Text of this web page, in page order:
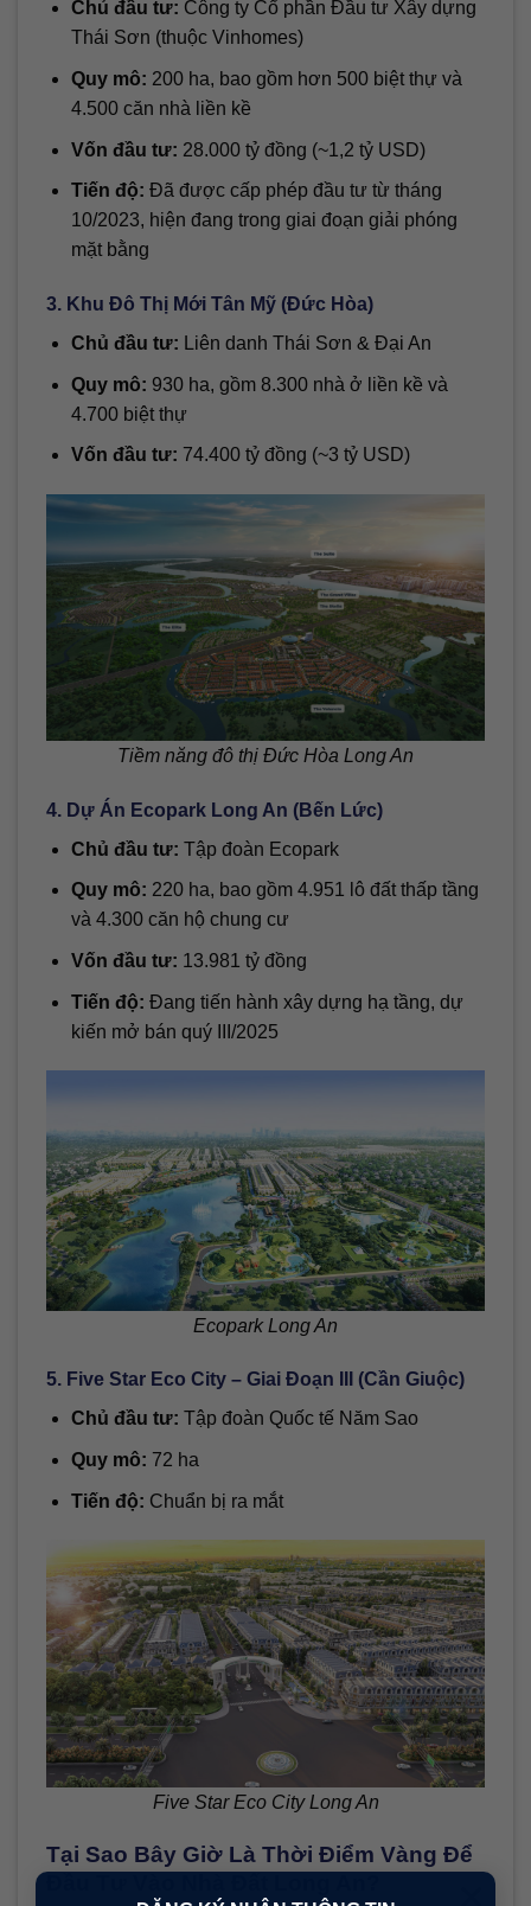
Chủ đầu tư: Công ty Cổ phần Đầu tư Xây dựng
Thái Sơn (thuộc Vinhomes)
Quy mô: 200 ha, bao gồm hơn 500 biệt thự và
4.500 căn nhà liền kề
Vốn đầu tư: 28.000 tỷ đồng (~1,2 tỷ USD)
Tiến độ: Đã được cấp phép đầu tư từ tháng
10/2023, hiện đang trong giai đoạn giải phóng
mặt bằng
3. Khu Đô Thị Mới Tân Mỹ (Đức Hòa)
Chủ đầu tư: Liên danh Thái Sơn & Đại An
Quy mô: 930 ha, gồm 8.300 nhà ở liền kề và
4.700 biệt thự
Vốn đầu tư: 74.400 tỷ đồng (~3 tỷ USD)
Tiềm năng đô thị Đức Hòa Long An
4. Dự Án Ecopark Long An (Bến Lức)
Chủ đầu tư: Tập đoàn Ecopark
Quy mô: 220 ha, bao gồm 4.951 lô đất thấp tầng
và 4.300 căn hộ chung cư
Vốn đầu tư: 13.981 tỷ đồng
Tiến độ: Đang tiến hành xây dựng hạ tầng, dự
kiến mở bán quý III/2025
Ecopark Long An
5. Five Star Eco City – Giai Đoạn III (Cần Giuộc)
Chủ đầu tư: Tập đoàn Quốc tế Năm Sao
Quy mô: 72 ha
Tiến độ: Chuẩn bị ra mắt
Five Star Eco City Long An
Tại Sao Bây Giờ Là Thời Điểm Vàng Để